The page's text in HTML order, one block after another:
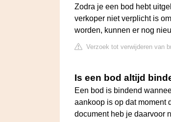
Zodra je een bod hebt
verkoper niet verplicht is
worden, kunnen er nog
Verzoek tot verwijderen van
Is een bod altijd
Een bod is bindend
aankoop is op dat moment
document heb je daarvoor